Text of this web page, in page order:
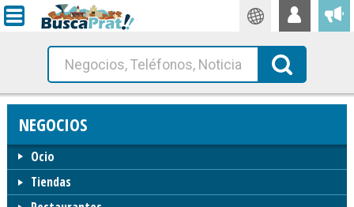
Traductor
Busca!
NEGOCIOS
Ocio
Tiendas